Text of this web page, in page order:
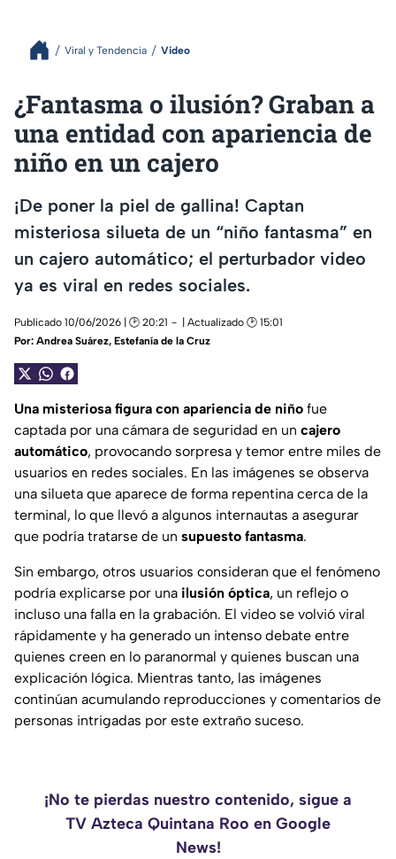
Viral y Tendencia Video
¿Fantasma o ilusión? Graban a
una entidad con apariencia de
niño en un cajero
¡De poner la piel de gallina! Captan
misteriosa silueta de un “niño fantasma” en
un cajero automático; el perturbador video
ya es viral en redes sociales.
Publicado 10/06/2026 | 🕑 20:21
| Actualizado 🕑 15:01
Por: Andrea Suárez, Estefanía de la Cruz
Una misteriosa figura con apariencia de niño fue
captada por una cámara de seguridad en un cajero
automático, provocando sorpresa y temor entre miles de
usuarios en redes sociales. En las imágenes se observa
una silueta que aparece de forma repentina cerca de la
terminal, lo que llevó a algunos internautas a asegurar
que podría tratarse de un supuesto fantasma.
Sin embargo, otros usuarios consideran que el fenómeno
podría explicarse por una ilusión óptica, un reflejo o
incluso una falla en la grabación. El video se volvió viral
rápidamente y ha generado un intenso debate entre
quienes creen en lo paranormal y quienes buscan una
explicación lógica. Mientras tanto, las imágenes
continúan acumulando reproducciones y comentarios de
personas intrigadas por este extraño suceso.
¡No te pierdas nuestro contenido, sigue a
TV Azteca Quintana Roo en Google
News!